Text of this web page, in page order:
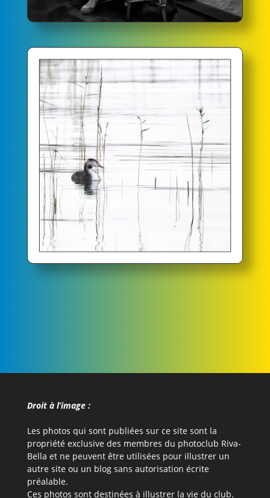
Droit à l’image :
Les photos qui sont publiées sur ce site sont la
propriété exclusive des membres du photoclub Riva-
Bella et ne peuvent être utilisées pour illustrer un
autre site ou un blog sans autorisation écrite
préalable.
Ces photos sont destinées à illustrer la vie du club.